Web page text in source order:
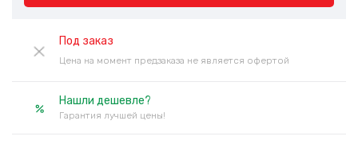
Под заказ
Цена на момент предзаказа не является офертой
Нашли дешевле?
Гарантия лучшей цены!